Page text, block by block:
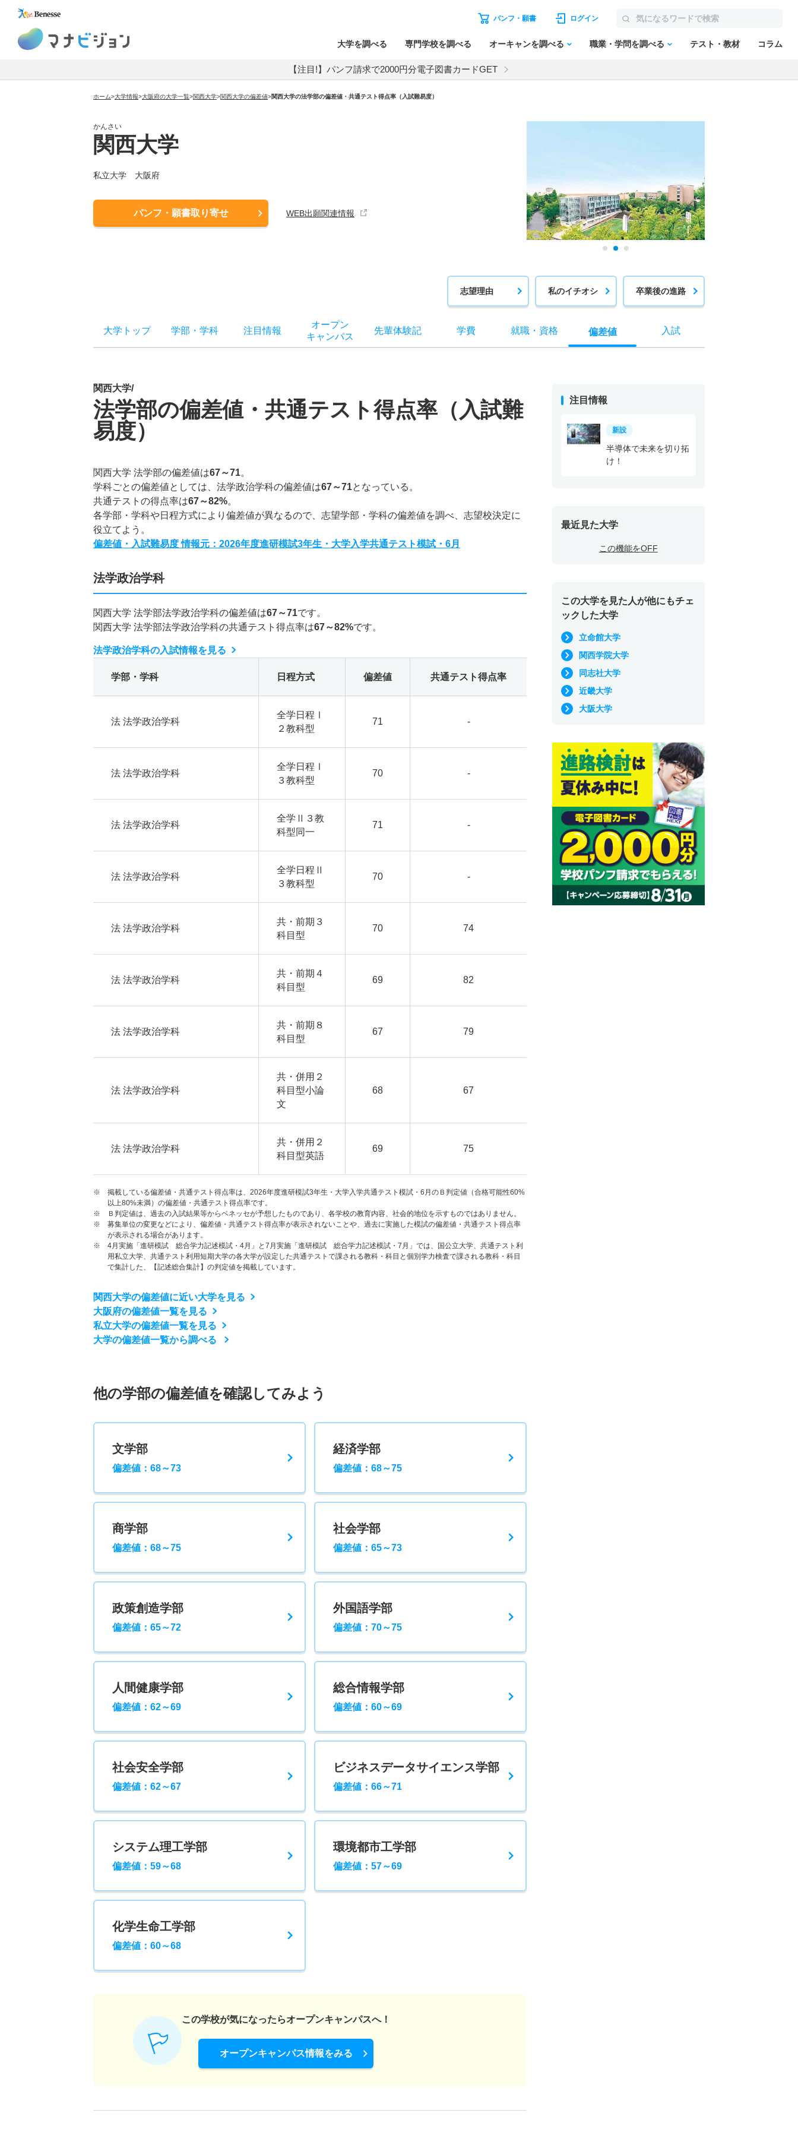
パンフ・願書 ログイン
大学を調べる 専門学校を調べる オーキャンを調べる 職業・学問を調べる テスト・教材 コラム
【注目!】パンフ請求で2000円分電子図書カードGET
ホーム>大学情報>大阪府の大学一覧>関西大学>関西大学の偏差値>関西大学の法学部の偏差値・共通テスト得点率（入試難易度）
かんさい
関西大学
私立大学 大阪府
パンフ・願書取り寄せ WEB出願関連情報
志望理由 私のイチオシ 卒業後の進路
大学トップ 学部 ・ 学科 注目情報
オープン
キャンパス
先輩体験記 学費 就職・ 資格 偏差値 入試
関西大学/
法学部の偏差値・共通テスト得点率（入試難
易度）
関西大学 法学部の偏差値は67～71。
学科ごとの偏差値としては、法学政治学科の偏差値は67～71となっている。
共通テストの得点率は67～82%。
各学部・学科や日程方式により偏差値が異なるので、志望学部・学科の偏差値を調べ、志望校決定に
役立てよう。
偏差値・入試難易度 情報元：2026年度進研模試3年生・大学入学共通テスト模試・6月
法学政治学科
関西大学 法学部法学政治学科の偏差値は67～71です。
関西大学 法学部法学政治学科の共通テスト得点率は67～82%です。
法学政治学科の入試情報を見る
学部・学科 日程方式 偏差値 共通テスト得点率
法 法学政治学科
全学日程Ⅰ
２教科型
71 -
法 法学政治学科
全学日程Ⅰ
３教科型
70 -
法 法学政治学科
全学Ⅱ３教
科型同一
71 -
法 法学政治学科
全学日程Ⅱ
３教科型
70 -
法 法学政治学科
共・前期３
科目型
70 74
法 法学政治学科
共・前期４
科目型
69 82
法 法学政治学科
共・前期８
科目型
67 79
法 法学政治学科
共・併用２
科目型小論
文
68 67
法 法学政治学科
共・併用２
科目型英語
69 75
※ 掲載している偏差値・共通テスト得点率は、2026年度進研模試3年生・大学入学共通テスト模試・6月のＢ判定値（合格可能性60%
以上80%未満）の偏差値・共通テスト得点率です。
※ Ｂ判定値は、過去の入試結果等からベネッセが予想したものであり、各学校の教育内容、社会的地位を示すものではありません。
※ 募集単位の変更などにより、偏差値・共通テスト得点率が表示されないことや、過去に実施した模試の偏差値・共通テスト得点率
が表示される場合があります。
※ 4月実施「進研模試 総合学力記述模試・4月」と7月実施「進研模試 総合学力記述模試・7月」では、国公立大学、共通テスト利
用私立大学、共通テスト利用短期大学の各大学が設定した共通テストで課される教科・科目と個別学力検査で課される教科・科目
で集計した、【記述総合集計】の判定値を掲載しています。
関西大学の偏差値に近い大学を見る
大阪府の偏差値一覧を見る
私立大学の偏差値一覧を見る
大学の偏差値一覧から調べる
他の学部の偏差値を確認してみよう
文学部
偏差値：68～73
経済学部
偏差値：68～75
商学部
偏差値：68～75
社会学部
偏差値：65～73
政策創造学部
偏差値：65～72
外国語学部
偏差値：70～75
人間健康学部
偏差値：62～69
総合情報学部
偏差値：60～69
社会安全学部
偏差値：62～67
ビジネスデータサイエンス学部
偏差値：66～71
システム理工学部
偏差値：59～68
環境都市工学部
偏差値：57～69
化学生命工学部
偏差値：60～68
この学校が気になったらオープンキャンパスへ！
オープンキャンパス情報をみる
注目情報
新設
半導体で未来を切り拓
け！
最近見た大学
この機能をOFF
この大学を見た人が他にもチェ
ックした大学
立命館大学
関西学院大学
同志社大学
近畿大学
大阪大学